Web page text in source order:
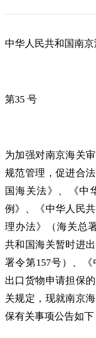
中华人民共和国南
第35 号
为加强对南京海关
规范管理，促进合
国海关法》、《中
例》、《中华人民
理办法》（海关总
共和国海关暂时进
署令第157号）、
出口货物申请担保
关规定，现就南京
保有关事项公告如下